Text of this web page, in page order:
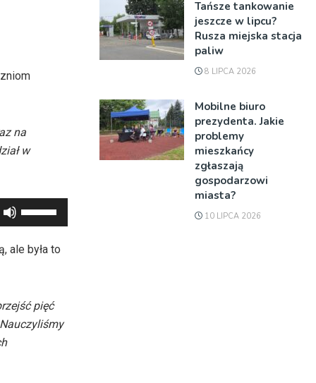
na
w
strzałek
do
dołu
aby
ale była to
pięć
Tańsze tankowanie
jeszcze w lipcu?
Rusza miejska stacja
paliw
8 LIPCA 2026
Mobilne biuro
prezydenta. Jakie
problemy
mieszkańcy
zgłaszają
gospodarzowi
miasta?
10 LIPCA 2026